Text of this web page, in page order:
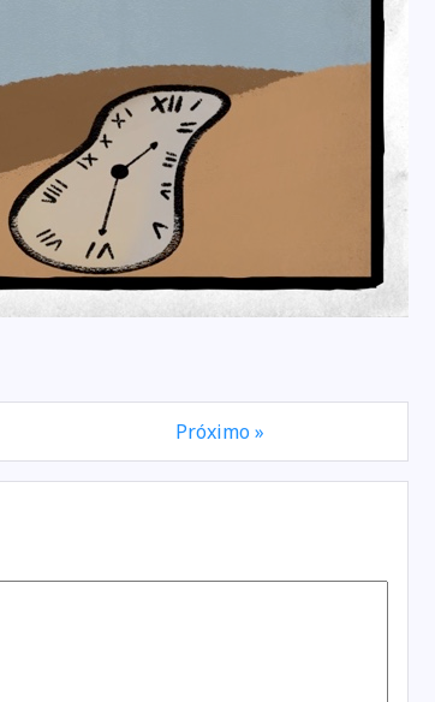
Próximo »